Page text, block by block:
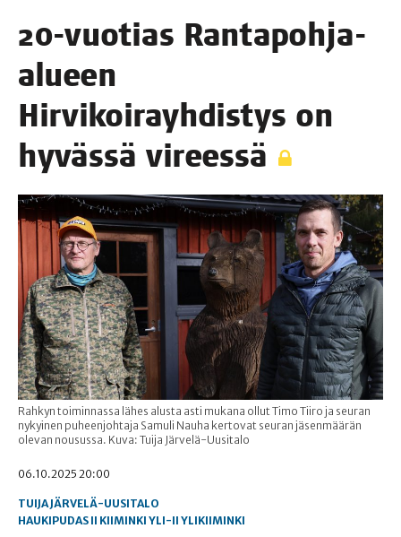
20-vuo­tias Ran­ta­poh­ja-
alu­een
Hir­vi­koi­rayh­dis­tys on
hyväs­sä vireessä
Rahkyn toiminnassa lähes alusta asti mukana ollut Timo Tiiro ja seuran
nykyinen puheenjohtaja Samuli Nauha kertovat seuran jäsenmäärän
olevan nousussa. Kuva: Tuija Järvelä-Uusitalo
06.10.2025 20:00
TUIJA JÄRVELÄ-UUSITALO
HAUKIPUDAS II KIIMINKI YLI-II YLIKIIMINKI